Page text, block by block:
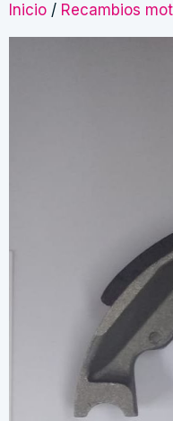
Inicio / Recambios